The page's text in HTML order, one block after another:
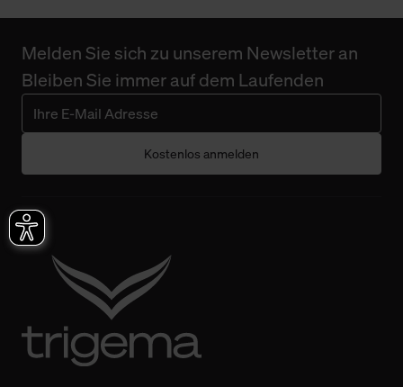
Melden Sie sich zu unserem Newsletter an
Bleiben Sie immer auf dem Laufenden
Kostenlos anmelden